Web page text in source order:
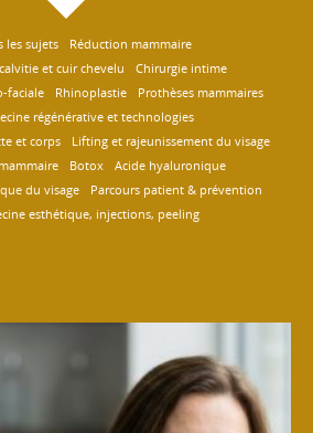
les sujets
Réduction mammaire
et cuir chevelu
Chirurgie intime
faciale
Rhinoplastie
Prothèses mammaires
régénérative et technologies
et corps
Lifting et rajeunissement du visage
Botox
Acide hyaluronique
du visage
Parcours patient & prévention
esthétique, injections, peeling